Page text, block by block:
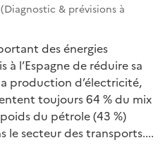
& prévisions à
des énergies
à l’Espagne de réduire sa
production d’électricité,
toujours 64 % du mix
du pétrole (43 %)
le secteur des transports....